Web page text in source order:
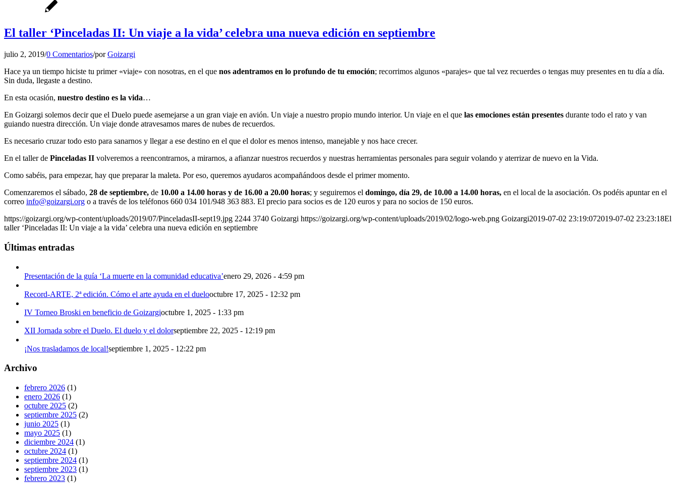
El taller ‘Pinceladas II: Un viaje a la vida’ celebra una nueva edición en septiembre
julio 2, 2019/0 Comentarios/porGoizargi
Hace ya un tiempo hiciste tu primer «viaje» con nosotras, en el que nos adentramos en lo profundo de tu emoción; recorrimos algunos «parajes» que tal vez recuerdes o tengas muy presentes en tu día a día.
Sin duda, llegaste a destino.
En esta ocasión, nuestro destino es la vida…
En Goizargi solemos decir que el Duelo puede asemejarse a un gran viaje en avión. Un viaje a nuestro propio mundo interior. Un viaje en el que las emociones están presentes durante todo el rato y van
guiando nuestra dirección. Un viaje donde atravesamos mares de nubes de recuerdos.
Es necesario cruzar todo esto para sanarnos y llegar a ese destino en el que el dolor es menos intenso, manejable y nos hace crecer.
En el taller de Pinceladas II volveremos a reencontrarnos, a mirarnos, a afianzar nuestros recuerdos y nuestras herramientas personales para seguir volando y aterrizar de nuevo en la Vida.
Como sabéis, para empezar, hay que preparar la maleta. Por eso, queremos ayudaros acompañándoos desde el primer momento.
Comenzaremos el sábado, 28 de septiembre, de 10.00 a 14.00 horas y de 16.00 a 20.00 horas; y seguiremos el domingo, día 29, de 10.00 a 14.00 horas, en el local de la asociación. Os podéis apuntar en el
correo info@goizargi.org o a través de los teléfonos 660 034 101/948 363 883. El precio para socios es de 120 euros y para no socios de 150 euros.
https://goizargi.org/wp-content/uploads/2019/07/PinceladasII-sept19.jpg 2244 3740 Goizargi https://goizargi.org/wp-content/uploads/2019/02/logo-web.png Goizargi2019-07-02 23:19:072019-07-02 23:23:18El
taller ‘Pinceladas II: Un viaje a la vida’ celebra una nueva edición en septiembre
Últimas entradas
Presentación de la guía ‘La muerte en la comunidad educativa’enero 29, 2026 - 4:59 pm
Record-ARTE, 2ª edición. Cómo el arte ayuda en el duelooctubre 17, 2025 - 12:32 pm
IV Torneo Broski en beneficio de Goizargioctubre 1, 2025 - 1:33 pm
XII Jornada sobre el Duelo. El duelo y el dolorseptiembre 22, 2025 - 12:19 pm
¡Nos trasladamos de local!septiembre 1, 2025 - 12:22 pm
Archivo
febrero 2026 (1)
enero 2026 (1)
octubre 2025 (2)
septiembre 2025 (2)
junio 2025 (1)
mayo 2025 (1)
diciembre 2024 (1)
octubre 2024 (1)
septiembre 2024 (1)
septiembre 2023 (1)
febrero 2023 (1)